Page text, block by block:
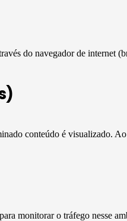
do navegador de internet
conteúdo é visualizado.
monitorar o tráfego nesse